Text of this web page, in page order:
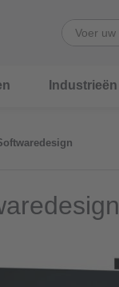
Industrieën